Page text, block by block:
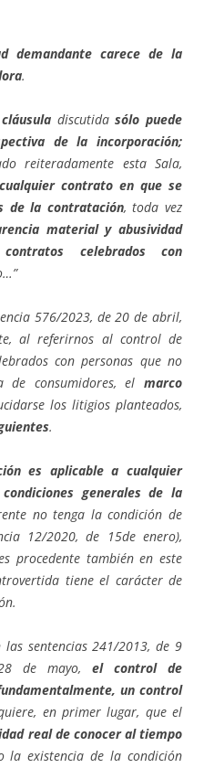
demandante carece de la
.
discutidasólo puede
de la incorporación;
reiteradamente esta Sala,
contrato en que se
de la contratación, toda vez
material y abusividad
celebrados con
576/2023, de 20 de abril,
al referirnos al control de
con personas que no
de consumidores, el marco
los litigios planteados,
.
es aplicable a cualquier
generales de la
no tenga la condición de
12/2020, de 15de enero),
procedente también en este
tiene el carácter de
sentencias 241/2013, de 9
de mayo, el control de
un control
en primer lugar, que el
real de conocer al tiempo
existencia de la condición